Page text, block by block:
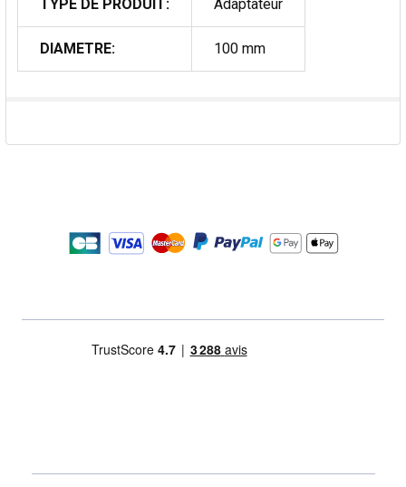
TYPE DE PRODUIT: Adaptateur
DIAMETRE: 100 mm